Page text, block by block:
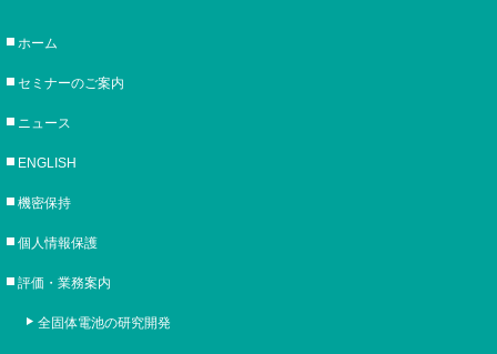
ホーム
セミナーのご案内
ニュース
ENGLISH
機密保持
個人情報保護
評価・業務案内
全固体電池の研究開発